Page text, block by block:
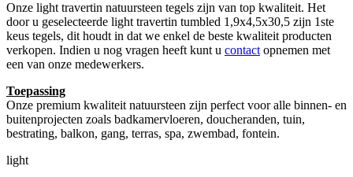
Onze light travertin natuursteen tegels zijn van top kwaliteit. Het
door u geselecteerde light travertin tumbled 1,9x4,5x30,5 zijn 1ste
keus tegels, dit houdt in dat we enkel de beste kwaliteit producten
verkopen. Indien u nog vragen heeft kunt u contactopnemen met
een van onze medewerkers.
Toepassing
Onze premium kwaliteit natuursteen zijn perfect voor alle binnen- en
buitenprojecten zoals badkamervloeren, doucheranden, tuin,
bestrating, balkon, gang, terras, spa, zwembad, fontein.
light